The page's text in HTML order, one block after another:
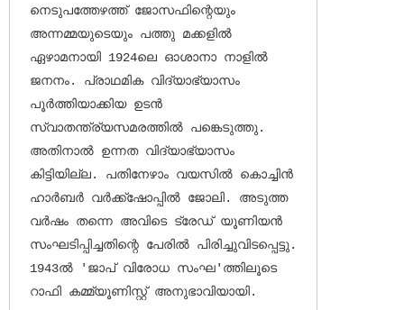
നെടുപത്തേഴത്ത് ജോസഫിന്റെയും
അന്നമ്മയുടെയും പത്തു മക്കളില്‍
ഏഴാമനായി 1924ലെ ഓശാനാ നാളില്‍
ജനനം. പ്രാഥമിക വിദ്യാഭ്യാസം
പൂര്‍ത്തിയാക്കിയ ഉടന്‍
സ്വാതന്ത്ര്യസമരത്തില്‍ പങ്കെടുത്തു.
അതിനാല്‍ ഉന്നത വിദ്യാഭ്യാസം
കിട്ടിയില്ല. പതിനേഴാം വയസില്‍ കൊച്ചിന്‍
ഹാര്‍ബര്‍ വര്‍ക്ക്‌ഷോപ്പില്‍ ജോലി. അടുത്ത
വര്‍ഷം തന്നെ അവിടെ ട്രേഡ് യൂണിയന്‍
സംഘടിപ്പിച്ചതിന്റെ പേരില്‍ പിരിച്ചുവിടപ്പെട്ടു.
1943ല്‍ 'ജാപ് വിരോധ സംഘ'ത്തിലൂടെ
റാഫി കമ്മ്യൂണിസ്റ്റ് അനുഭാവിയായി.